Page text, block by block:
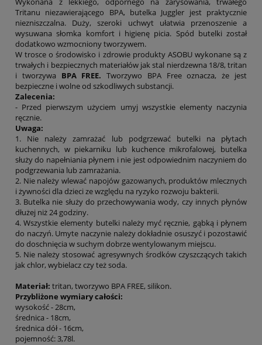
Tritanu niezawierającego BPA, butelka Juggler jest praktycznie
niezniszczalna. Duży, szeroki uchwyt ułatwia przenoszenie a
wysuwana słomka komfort i higienę picia. Spód butelki został
dodatkowo wzmocniony tworzywem.
W trosce o środowisko i zdrowie produkty ASOBU wykonane są z
trwałych i bezpiecznych materiałów jak stal nierdzewna 18/8, tritan
i tworzywa BPA FREE. Tworzywo BPA Free oznacza, że jest
bezpieczne i wolne od szkodliwych substancji.
Zalecenia:
- Przed pierwszym użyciem umyj wszystkie elementy naczynia
ręcznie.
Uwaga:
1. Nie należy zamrażać lub podgrzewać butelki na płytach
kuchennych, w piekarniku lub kuchence mikrofalowej, butelka
służy do napełniania płynem i nie jest odpowiednim naczyniem do
podgrzewania lub zamrażania.
2. Nie należy wlewać napojów gazowanych, produktów mlecznych
i żywności dla dzieci ze względu na ryzyko rozwoju bakterii.
3. Butelka nie służy do przechowywania wody, czy innych płynów
dłużej niż 24 godziny.
4. Wszystkie elementy butelki należy myć ręcznie, gąbką i płynem
do naczyń. Umyte naczynie należy dokładnie osuszyć i pozostawić
do doschnięcia w suchym dobrze wentylowanym miejscu.
5. Nie należy stosować agresywnych środków czyszczących takich
jak chlor, wybielacz czy też soda.
Materiał: tritan, tworzywo BPA FREE, silikon.
Przybliżone wymiary całości:
wysokość - 28cm,
średnica - 18cm,
średnica dół - 16cm,
pojemność: 3,78l.